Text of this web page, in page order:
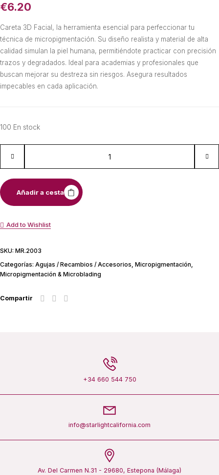
Careta 3D Facial, la herramienta esencial para perfeccionar tu
técnica de micropigmentación. Su diseño realista y material de alta
calidad simulan la piel humana, permitiéndote practicar con precisión
trazos y degradados. Ideal para academias y profesionales que
buscan mejorar su destreza sin riesgos. Asegura resultados
impecables en cada aplicación.
€6.20
100 En stock
Añadir a cesta
Add to Wishlist
SKU: MR.2003
Categorías: Agujas / Recambios / Accesorios, Micropigmentación,
Micropigmentación & Microblading
Compartir
+34 660 544 750
info@starlightcalifornia.com
Av. Del Carmen N.31 - 29680, Estepona (Málaga)